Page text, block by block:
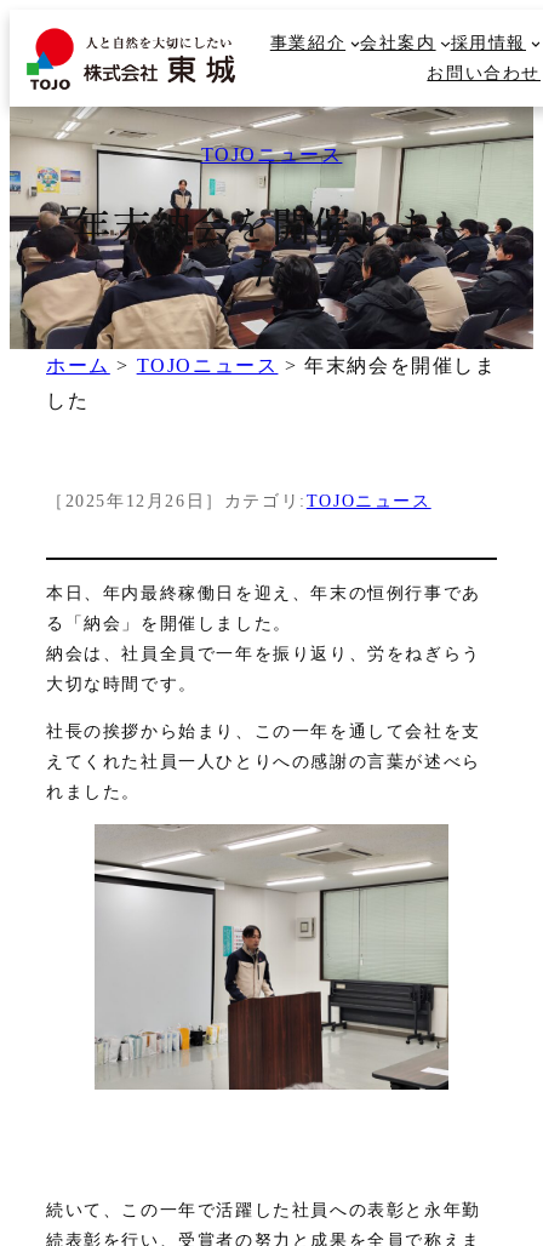
キ
ッ
プ
事業紹介 会社案内
採用情報
お問い合わせ
事業紹介 会社案内
採用情報
お問い合わせ
TOJOニュース
年末納会を開催しまし
た
ホーム > TOJOニュース >年末納会を開催しま
した
［ 2025年12月26日 ］ カテゴリ: TOJOニュース
本日、年内最終稼働日を迎え、年末の恒例行事であ
る「納会」を開催しました。
納会は、社員全員で一年を振り返り、労をねぎらう
大切な時間です。
社長の挨拶から始まり、この一年を通して会社を支
えてくれた社員一人ひとりへの感謝の言葉が述べら
れました。
続いて、この一年で活躍した社員への表彰と永年勤
続表彰を行い、受賞者の努力と成果を全員で称えま